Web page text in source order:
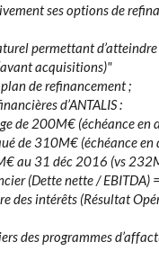
ses options de
permettant
acquisitions)"
de refinancement ;
d’ANTALIS :
de 200M€ (échéance
de 310M€ (échéance
au 31 déc 2016 (vs
(Dette nette / EBITDA)
des intérêts (Résultat
des programmes